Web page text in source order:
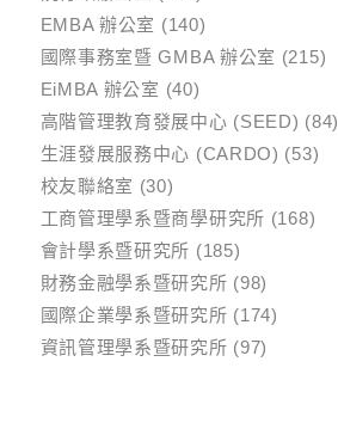
EMBA 辦公室 (140)
國際事務室暨 GMBA 辦公室 (215)
EiMBA 辦公室 (40)
高階管理教育發展中心 (SEED) (84)
生涯發展服務中心 (CARDO) (53)
校友聯絡室 (30)
工商管理學系暨商學研究所 (168)
會計學系暨研究所 (185)
財務金融學系暨研究所 (98)
國際企業學系暨研究所 (174)
資訊管理學系暨研究所 (97)